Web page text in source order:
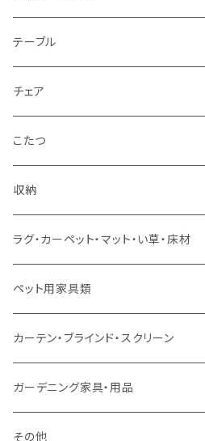
1人掛け
カウチソファ
コーナーソファ
ソファセット
スツール・オットマン
ソファ付属品
クッション・座椅子
セミダブルサイズ（フレームのみ）
ダブルサイズ（フレームのみ）
ワイドダブルサイズ以上（フレームのみ）
シングルサイズ以下（マットレス付）
セミダブルサイズ（マットレス付）
ダブルサイズ（マットレス付）
ダブルサイズ以上（マットレス付）
ロフトベッド
二段ベッド
ダイニング3点セット以下
ダイニング4点セット
ダイニング5点・6点セット
ダイニング7点セット以上
テーブル
センターテーブル
ダイニングテーブル
カウンターテーブル
リフティングテーブル
サイドテーブル・コーヒーテーブル
デスク
チェア
ダイニングチェア
カウンターチェア
キッズチェア
オフィスチェア・ゲーミングチェア
ダイニングベンチ・スツール
こたつ
こたつテーブル
こたつ布団
コタツ・布団セット
収納
本棚・シェルフ
食器棚・収納庫
レンジ台・カウンター
ラック
TVボード
ラグ・カーペット・マット・い草・床材
マット・フロアタイル
ラグ
カーペット
ペット用家具類
カーテン・ブラインド・スクリーン
ガーデニング家具・用品
その他